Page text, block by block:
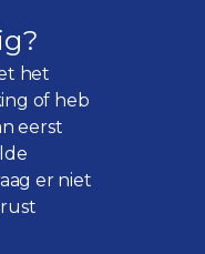
het
of heb
eerst
er niet